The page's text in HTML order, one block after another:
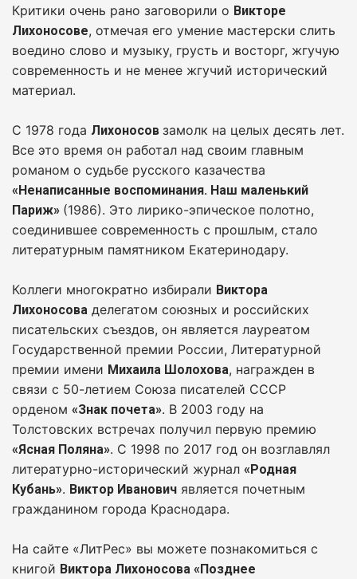
Критики очень рано заговорили о Викторе
Лихоносове, отмечая его умение мастерски слить
воедино слово и музыку, грусть и восторг, жгучую
современность и не менее жгучий исторический
материал.
С 1978 года Лихоносов замолк на целых десять лет.
Все это время он работал над своим главным
романом о судьбе русского казачества
«Ненаписанные воспоминания. Наш маленький
Париж» (1986). Это лирико-эпическое полотно,
соединившее современность с прошлым, стало
литературным памятником Екатеринодару.
Коллеги многократно избирали Виктора
Лихоносова делегатом союзных и российских
писательских съездов, он является лауреатом
Государственной премии России, Литературной
премии имени Михаила Шолохова, награжден в
связи с 50-летием Союза писателей СССР
орденом «Знак почета». В 2003 году на
Толстовских встречах получил первую премию
«Ясная Поляна». С 1998 по 2017 год он возглавлял
литературно-исторический журнал «Родная
Кубань». Виктор Иванович является почетным
гражданином города Краснодара.
На сайте «ЛитРес» вы можете познакомиться с
книгой Виктора Лихоносова «Позднее